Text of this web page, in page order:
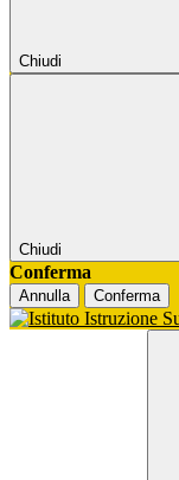
Chiudi
Chiudi
Conferma
Annulla Conferma